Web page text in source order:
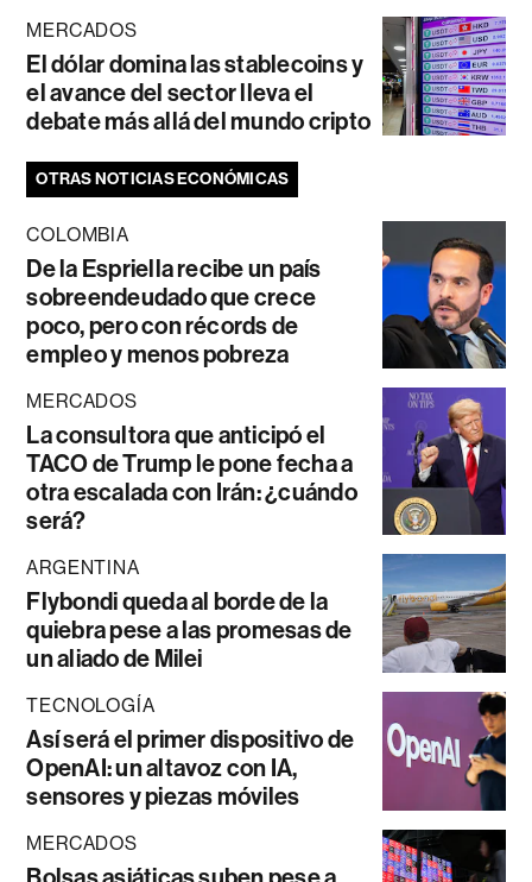
MERCADOS
El dólar domina las stablecoins y
el avance del sector lleva el
debate más allá del mundo cripto
OTRAS NOTICIAS ECONÓMICAS
COLOMBIA
De la Espriella recibe un país
sobreendeudado que crece
poco, pero con récords de
empleo y menos pobreza
MERCADOS
La consultora que anticipó el
TACO de Trump le pone fecha a
otra escalada con Irán: ¿cuándo
será?
ARGENTINA
Flybondi queda al borde de la
quiebra pese a las promesas de
un aliado de Milei
TECNOLOGÍA
Así será el primer dispositivo de
OpenAI: un altavoz con IA,
sensores y piezas móviles
MERCADOS